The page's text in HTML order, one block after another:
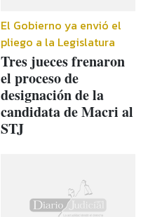
El Gobierno ya envió el
pliego a la Legislatura
Tres jueces frenaron
el proceso de
designación de la
candidata de Macri al
STJ